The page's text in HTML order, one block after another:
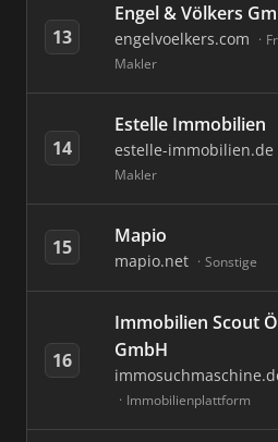
13
Engel & Völkers
engelvoelkers.com
Makler
14
Estelle Immobilien
estelle-immobilien.de
Makler
15 Mapio
mapio.net Sonstige
16
Immobilien Scout
GmbH
Immobilienplattform